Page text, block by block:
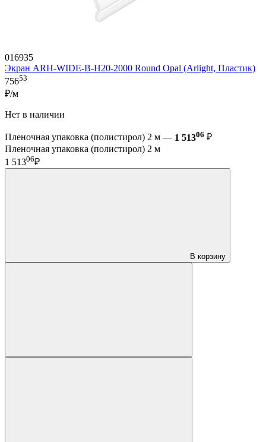
016935
Экран ARH-WIDE-B-H20-2000 Round Opal (Arlight, Пластик)
75653
₽/м
Нет в наличии
Пленочная упаковка (полистирол) 2 м — 1 51306 ₽
Пленочная упаковка (полистирол) 2 м
1 51306₽
В корзину